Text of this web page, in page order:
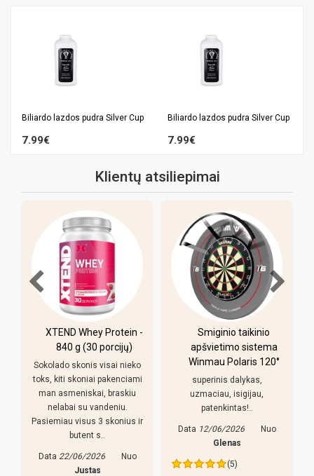
Biliardo lazdos pudra Silver Cup
7.99€
Biliardo lazdos pudra Silver Cup
7.99€
Klientų atsiliepimai
XTEND Whey Protein -
840 g (30 porcijų)
Sokolado skonis visai nieko
toks, kiti skoniai pakenciami
man asmeniskai, braskiu
nelabai su vandeniu.
Pasiemiau visus 3 skonius ir
butent s..
Data 22/06/2026
Nuo
Justas
Smiginio taikinio
apšvietimo sistema
Winmau Polaris 120°
superinis dalykas,
uzmaciau, isigijau,
patenkintas!..
Data 12/06/2026
Nuo
Glenas
(5)